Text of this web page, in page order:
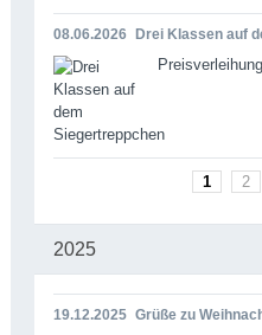
08.06.2026 Drei Klassen auf
1 2
2025
19.12.2025 Grüße zu